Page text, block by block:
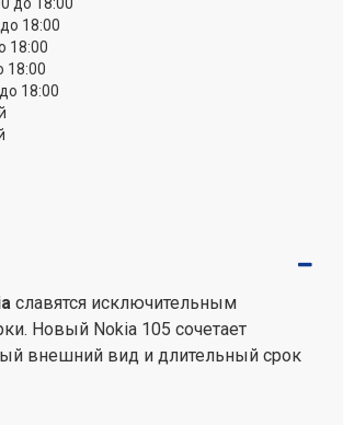
18:00
18:00
18:00
18:00
славятся исключительным
Новый Nokia 105 сочетает
внешний вид и длительный срок